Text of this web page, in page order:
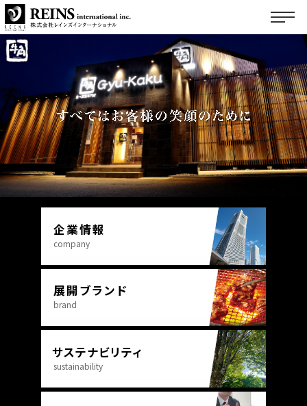
ご挨拶
会社概要
企業理念
展開ブランド
国内事業
海外事業
サステナビリティ
サステナビリティ
マテリアリティ
フランチャイズ募集
フランチャイズ募集トップ
FC事業サポート
FC加盟募集ブランド
開業までの流れ
加盟についてのお問い合わせ
物件募集
お問い合わせ
企業情報
company
展開ブランド
brand
サステナビリティ
sustainability